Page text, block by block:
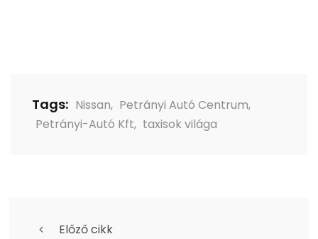
Tags: Nissan, Petrányi Autó Centrum,
Petrányi-Autó Kft, taxisok világa
Előző cikk